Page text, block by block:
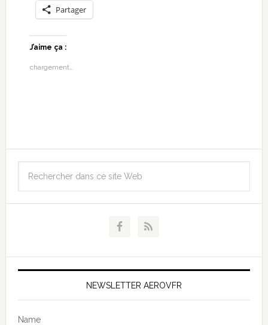
Partager
J’aime ça :
chargement…
NEWSLETTER AEROVFR
Name